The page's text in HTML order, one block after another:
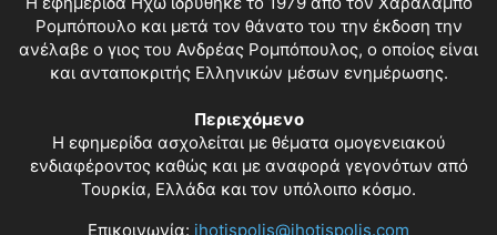
Ρομπόπουλο και μετά τον θάνατο του την έκδοση την
ανέλαβε ο γιος του Ανδρέας Ρομπόπουλος, ο οποίος είναι
και ανταποκριτής Ελληνικών μέσων ενημέρωσης.
Περιεχόμενο
Η εφημερίδα ασχολείται με θέματα ομογενειακού
ενδιαφέροντος καθώς και με αναφορά γεγονότων από
Τουρκία, Ελλάδα και τον υπόλοιπο κόσμο.
Επικοινωνία: ihotispolis@ihotispolis.com